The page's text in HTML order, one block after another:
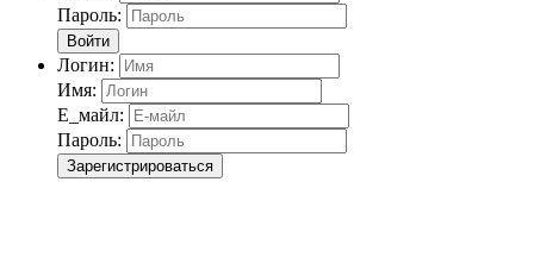
Пароль:
Войти
Логин:
Имя:
Е_майл:
Пароль:
Зарегистрироваться